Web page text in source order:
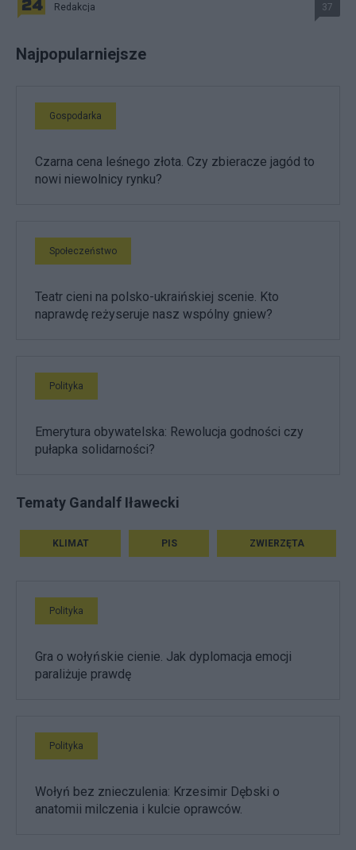
Redakcja 37
Najpopularniejsze
Gospodarka
Czarna cena leśnego złota. Czy zbieracze jagód to
nowi niewolnicy rynku?
Społeczeństwo
Teatr cieni na polsko-ukraińskiej scenie. Kto
naprawdę reżyseruje nasz wspólny gniew?
Polityka
Emerytura obywatelska: Rewolucja godności czy
pułapka solidarności?
Tematy Gandalf Iławecki
KLIMAT PIS ZWIERZĘTA
Polityka
Gra o wołyńskie cienie. Jak dyplomacja emocji
paraliżuje prawdę
Polityka
Wołyń bez znieczulenia: Krzesimir Dębski o
anatomii milczenia i kulcie oprawców.